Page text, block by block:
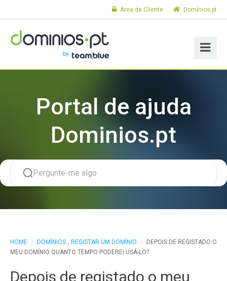
Domínios.pt
Área de Cliente
Portal de ajuda
Dominios.pt
HOME / DOMÍNIOS , REGISTAR UM DOMÍNIO /
DEPOIS DE REGISTADO O
MEU DOMÍNIO QUANTO TEMPO PODEREI USÁ-LO?
Depois de registado o meu